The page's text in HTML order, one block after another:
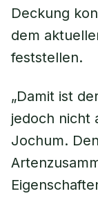
Deckung
dem
feststellen.
„Damit ist
jedoch nicht
Jochum.